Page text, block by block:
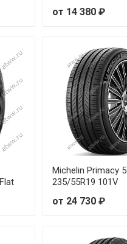
от 14 380 ₽
Michelin Primacy 5
235/55R19 101V
от 24 730 ₽